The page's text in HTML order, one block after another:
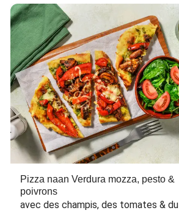
Pizza naan Verdura mozza, pesto &
poivrons
avec des champis, des tomates & du